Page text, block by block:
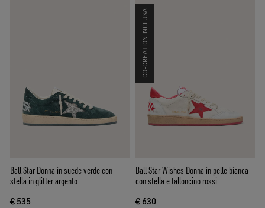
Ball Star Donna in suede verde con
stella in glitter argento
€ 535
CO-CREATION INCLUSA
Ball Star Wishes Donna in pelle bianca
con stella e talloncino rossi
€ 630